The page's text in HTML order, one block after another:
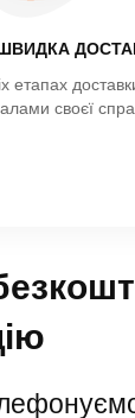
етапах
своєї